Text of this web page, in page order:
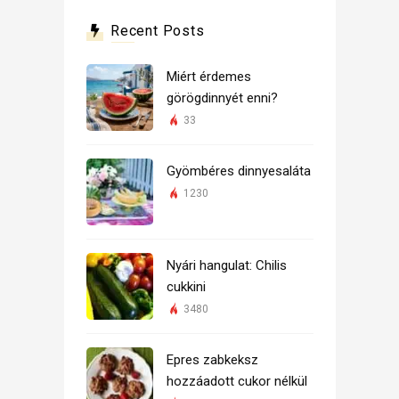
Recent Posts
Miért érdemes
görögdinnyét enni?
33
Gyömbéres dinnyesaláta
1230
Nyári hangulat: Chilis
cukkini
3480
Epres zabkeksz
hozzáadott cukor nélkül